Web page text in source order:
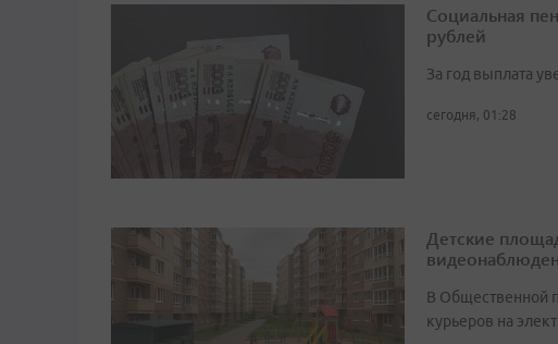
Социальная
рублей
За год выплата
сегодня, 01:28
Детские
В Общественной
курьеров на